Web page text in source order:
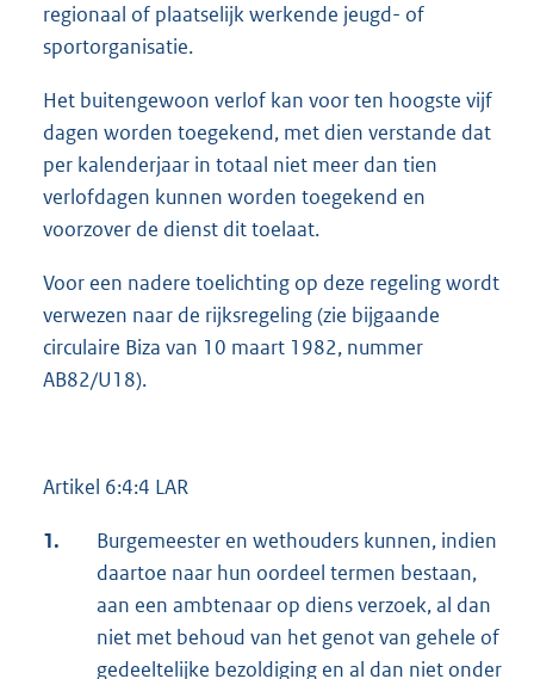
regionaal of plaatselijk werkende jeugd- of
sportorganisatie.
Het buitengewoon verlof kan voor ten hoogste vijf
dagen worden toegekend, met dien verstande dat
per kalenderjaar in totaal niet meer dan tien
verlofdagen kunnen worden toegekend en
voorzover de dienst dit toelaat.
Voor een nadere toelichting op deze regeling wordt
verwezen naar de rijksregeling (zie bijgaande
circulaire Biza van 10 maart 1982, nummer
AB82/U18).
Artikel 6:4:4 LAR
1.
Burgemeester en wethouders kunnen, indien
daartoe naar hun oordeel termen bestaan,
aan een ambtenaar op diens ver­zoek, al dan
niet met behoud van het genot van gehele of
gedeeltelijke bezoldiging en al dan niet onder